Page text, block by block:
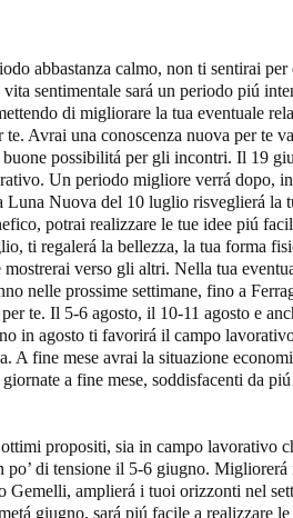
abbastanza calmo, non ti sentirai
sentimentale sará un periodo piú
di migliorare la tua eventuale
te. Avrai una conoscenza nuova per te
buone possibilitá per gli incontri. Il 19
Un periodo migliore verrá dopo,
Luna Nuova del 10 luglio risveglierá la
potrai realizzare le tue idee piú
ti regalerá la bellezza, la tua forma
verso gli altri. Nella tua
nelle prossime settimane, fino a
te. Il 5-6 agosto, il 10-11 agosto e
in agosto ti favorirá il campo
A fine mese avrai la situazione
a fine mese, soddisfacenti da
propositi, sia in campo lavorativo
po’ di tensione il 5-6 giugno.
Gemelli, amplierá i tuoi orizzonti nel
giugno, sará piú facile a realizzare